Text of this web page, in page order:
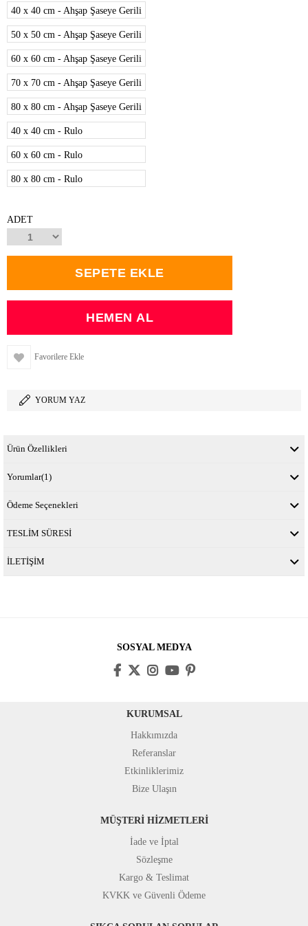
40 x 40 cm - Ahşap Şaseye Gerili
50 x 50 cm - Ahşap Şaseye Gerili
60 x 60 cm - Ahşap Şaseye Gerili
70 x 70 cm - Ahşap Şaseye Gerili
80 x 80 cm - Ahşap Şaseye Gerili
40 x 40 cm - Rulo
60 x 60 cm - Rulo
80 x 80 cm - Rulo
ADET
Favorilere Ekle
YORUM YAZ
Ürün Özellikleri
Yorumlar(1)
Ödeme Seçenekleri
TESLİM SÜRESİ
İLETİŞİM
SOSYAL MEDYA
KURUMSAL
Hakkımızda
Referanslar
Etkinliklerimiz
Bize Ulaşın
MÜŞTERİ HİZMETLERİ
İade ve İptal
Sözleşme
Kargo & Teslimat
KVKK ve Güvenli Ödeme